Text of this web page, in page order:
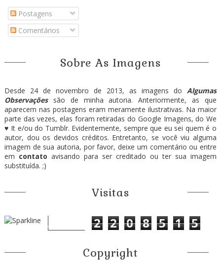
Postagens
Comentários
Sobre As Imagens
Desde 24 de novembro de 2013, as imagens doAlgumas
Observaçõessão de minha autoria. Anteriormente, as que
aparecem nas postagens eram meramente ilustrativas. Na maior
parte das vezes, elas foram retiradas do Google Imagens, do We
♥ It e/ou do Tumblr. Evidentemente, sempre que eu sei quem é o
autor, dou os devidos créditos. Entretanto, se você viu alguma
imagem de sua autoria, por favor, deixe um comentário ou entre
em contato avisando para ser creditado ou ter sua imagem
substituída. ;)
Visitas
2 2 0 8 5 1 5
Copyright